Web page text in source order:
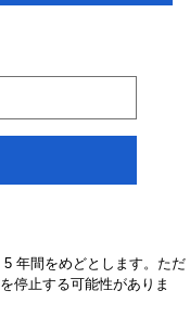
年間をめどとします。ただ
停止する可能性がありま